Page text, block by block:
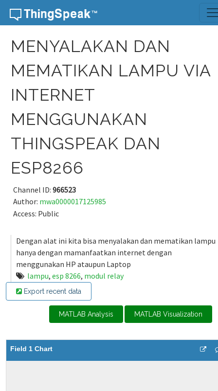
Skip to content
MENYALAKAN DAN
MEMATIKAN LAMPU VIA
INTERNET
MENGGUNAKAN
THINGSPEAK DAN
ESP8266
Channel ID: 966523
Author: mwa0000017125985
Access: Public
Dengan alat ini kita bisa menyalakan dan mematikan lampu
hanya dengan mamanfaatkan internet dengan
menggunakan HP ataupun Laptop
lampu, esp 8266, modul relay
Export recent data
MATLAB Analysis MATLAB Visualization
Field 1 Chart